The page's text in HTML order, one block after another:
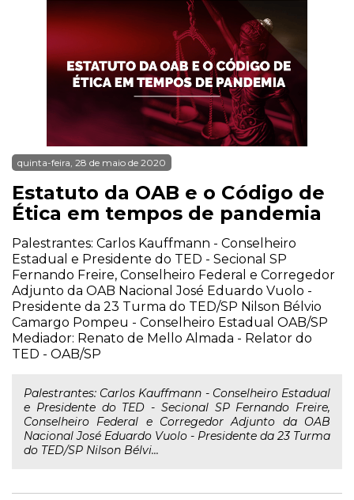
quinta-feira, 28 de maio de 2020
Estatuto da OAB e o Código de
Ética em tempos de pandemia
Palestrantes: Carlos Kauffmann - Conselheiro
Estadual e Presidente do TED - Secional SP
Fernando Freire, Conselheiro Federal e Corregedor
Adjunto da OAB Nacional José Eduardo Vuolo -
Presidente da 23 Turma do TED/SP Nilson Bélvio
Camargo Pompeu - Conselheiro Estadual OAB/SP
Mediador: Renato de Mello Almada - Relator do
TED - OAB/SP
Palestrantes: Carlos Kauffmann - Conselheiro Estadual
e Presidente do TED - Secional SP Fernando Freire,
Conselheiro Federal e Corregedor Adjunto da OAB
Nacional José Eduardo Vuolo - Presidente da 23 Turma
do TED/SP Nilson Bélvi...